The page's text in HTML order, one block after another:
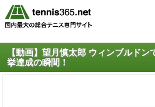
【動画】望月慎太郎 ウィンブルド
挙達成の瞬間！